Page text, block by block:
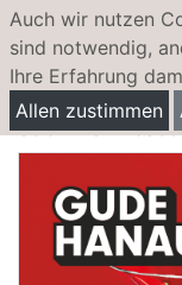
Auch wir nutzen
sind notwendig,
Ihre Erfahrung
Allen zustimmen
LokalFeierei
Seid HEUTE